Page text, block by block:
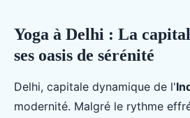
Yoga à Delhi : La
ses oasis de sérénité
Delhi, capitale dynamique de l'
modernité. Malgré le rythme